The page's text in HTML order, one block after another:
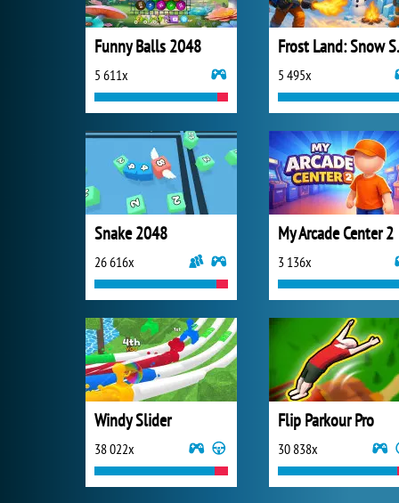
Funny Balls 2048
5 611x 5 495x
Snake 2048
26 616x
My Arcade Center 2
3 136x
Windy Slider
38 022x
Flip Parkour Pro
30 838x